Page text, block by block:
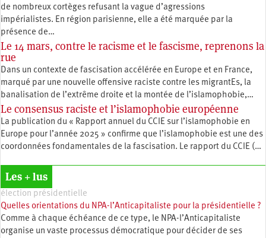
de nombreux cortèges refusant la vague d’agressions
impérialistes. En région parisienne, elle a été marquée par la
présence de…
Le 14 mars, contre le racisme et le fascisme, reprenons la
rue
Dans un contexte de fascisation accélérée en Europe et en France,
marqué par une nouvelle offensive raciste contre les migrantEs, la
banalisation de l’extrême droite et la montée de l’islamophobie,…
Le consensus raciste et l’islamophobie européenne
La publication du « Rapport annuel du CCIE sur l’islamophobie en
Europe pour l’année 2025 » confirme que l’islamophobie est une des
coordonnées fondamentales de la fascisation. Le rapport du CCIE (…
Les + lus
élection présidentielle
Quelles orientations du NPA-l’Anticapitaliste pour la présidentielle ?
Comme à chaque échéance de ce type, le NPA-l’Anticapitaliste
organise un vaste processus démocratique pour décider de ses